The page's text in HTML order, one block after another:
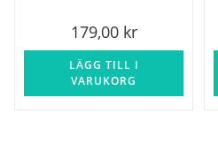
179,00 kr
LÄGG TILL I
VARUKORG